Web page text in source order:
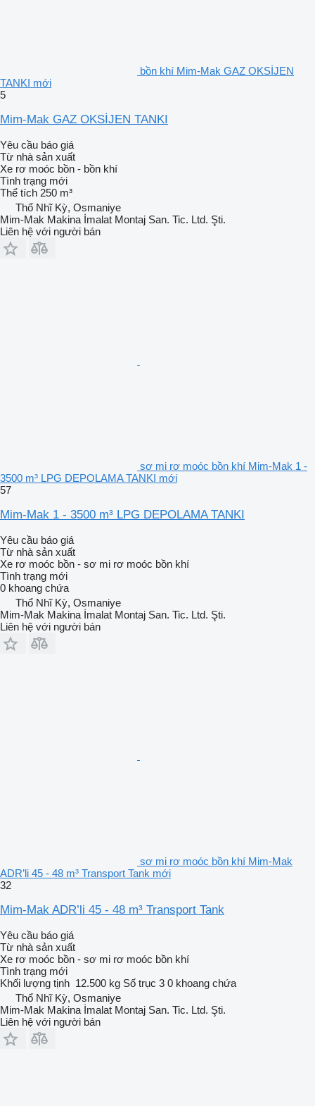
bồn khí Mim-Mak GAZ OKSİJEN
TANKI mới
5
Mim-Mak GAZ OKSİJEN TANKI
Yêu cầu báo giá
Từ nhà sản xuất
Xe rơ moóc bồn - bồn khí
Tình trạng mới
Thể tích 250 m³
Thổ Nhĩ Kỳ, Osmaniye
Mim-Mak Makina İmalat Montaj San. Tic. Ltd. Şti.
Liên hệ với người bán
sơ mi rơ moóc bồn khí Mim-Mak 1 -
3500 m³ LPG DEPOLAMA TANKI mới
57
Mim-Mak 1 - 3500 m³ LPG DEPOLAMA TANKI
Yêu cầu báo giá
Từ nhà sản xuất
Xe rơ moóc bồn - sơ mi rơ moóc bồn khí
Tình trạng mới
0 khoang chứa
Thổ Nhĩ Kỳ, Osmaniye
Mim-Mak Makina İmalat Montaj San. Tic. Ltd. Şti.
Liên hệ với người bán
sơ mi rơ moóc bồn khí Mim-Mak
ADR’li 45 - 48 m³ Transport Tank mới
32
Mim-Mak ADR’li 45 - 48 m³ Transport Tank
Yêu cầu báo giá
Từ nhà sản xuất
Xe rơ moóc bồn - sơ mi rơ moóc bồn khí
Tình trạng mới
Khối lượng tịnh 12.500 kg Số trục 3 0 khoang chứa
Thổ Nhĩ Kỳ, Osmaniye
Mim-Mak Makina İmalat Montaj San. Tic. Ltd. Şti.
Liên hệ với người bán